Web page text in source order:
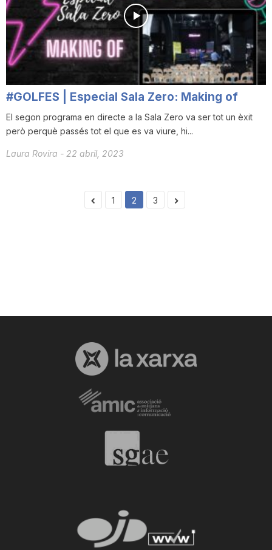
#GOLFES | Especial Sala Zero: Making of
El segon programa en directe a la Sala Zero va ser tot un èxit
però perquè passés tot el que es va viure, hi...
Laura Rovira - 22 abril, 2023
1 2 3